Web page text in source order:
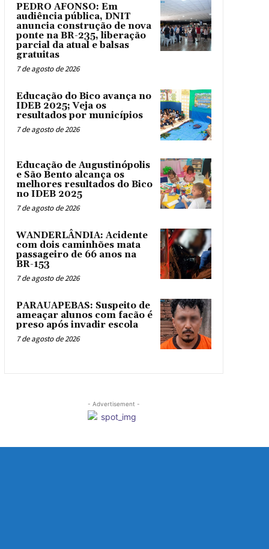
PEDRO AFONSO: Em
audiência pública, DNIT
anuncia construção de nova
ponte na BR-235, liberação
parcial da atual e balsas
gratuitas
7 de agosto de 2026
Educação do Bico avança no
IDEB 2025; Veja os
resultados por municípios
7 de agosto de 2026
Educação de Augustinópolis
e São Bento alcança os
melhores resultados do Bico
no IDEB 2025
7 de agosto de 2026
WANDERLÂNDIA: Acidente
com dois caminhões mata
passageiro de 66 anos na
BR-153
7 de agosto de 2026
PARAUAPEBAS: Suspeito de
ameaçar alunos com facão é
preso após invadir escola
7 de agosto de 2026
- Advertisement -